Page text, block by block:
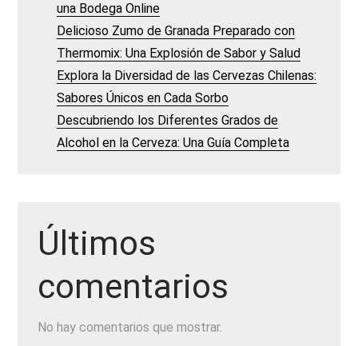
una Bodega Online
Delicioso Zumo de Granada Preparado con
Thermomix: Una Explosión de Sabor y Salud
Explora la Diversidad de las Cervezas Chilenas:
Sabores Únicos en Cada Sorbo
Descubriendo los Diferentes Grados de
Alcohol en la Cerveza: Una Guía Completa
Últimos
comentarios
No hay comentarios que mostrar.